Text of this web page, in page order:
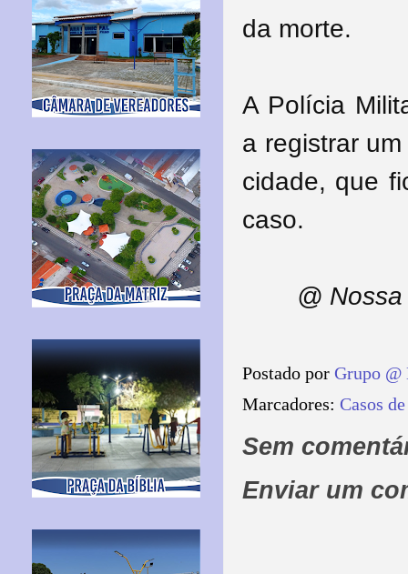
da morte.
A Polícia
a registrar
cidade, que
caso.
@
Postado por Grupo @
Marcadores: Casos
Sem
Enviar um